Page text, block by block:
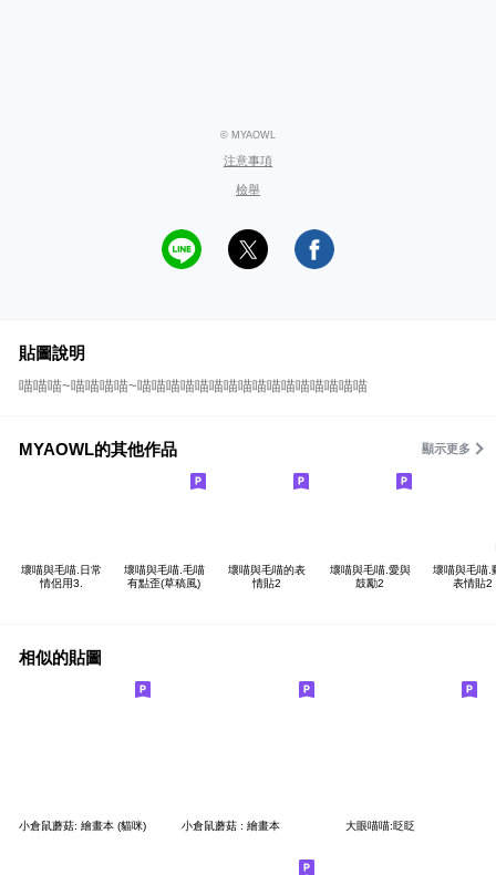
© MYAOWL
注意事項
檢舉
貼圖說明
喵喵喵~喵喵喵喵~喵喵喵喵喵喵喵喵喵喵喵喵喵喵喵喵
MYAOWL的其他作品 顯示更多
壞喵與毛喵.日常
情侶用3.
壞喵與毛喵.毛喵
有點歪(草稿風)
壞喵與毛喵的表
情貼2
壞喵與毛喵.愛與
鼓勵2
壞喵與毛喵.
表情貼2
相似的貼圖
小倉鼠蘑菇: 繪畫本 (貓咪) 小倉鼠蘑菇 : 繪畫本 大眼喵喵:眨眨